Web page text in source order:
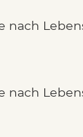
nach
nach